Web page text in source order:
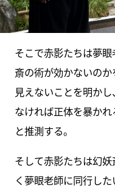
そこで赤影たちは夢
斎の術が効かないの
見えないことを明か
なければ正体を暴か
と推測する。
そして赤影たちは幻
く夢眼老師に同行した